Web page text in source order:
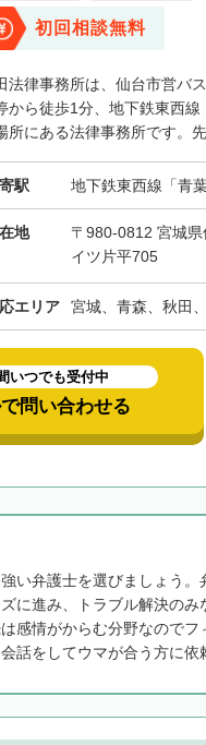
初回相談無料
法律事務所は、仙台市営バ
から徒歩1分、地下鉄東西
所にある法律事務所です。
駅 地下鉄東西線「青
地
〒980-0812 宮城
イツ片平705
エリア 宮城、青森、秋田
いつでも受付中
問い合わせる
い弁護士を選びましょう
に進み、トラブル解決の
感情がからむ分野なので
話をしてウマが合う方に依